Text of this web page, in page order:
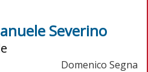
Severino
Domenico Segna